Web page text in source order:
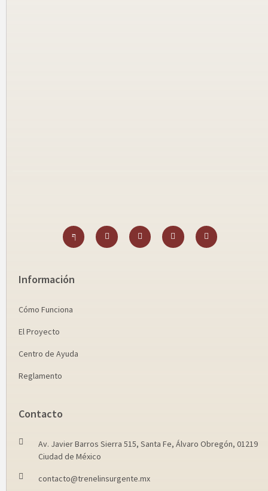
Información
Cómo Funciona
El Proyecto
Centro de Ayuda
Reglamento
Contacto
Av. Javier Barros Sierra 515, Santa Fe, Álvaro Obregón, 01219
Ciudad de México
contacto@trenelinsurgente.mx